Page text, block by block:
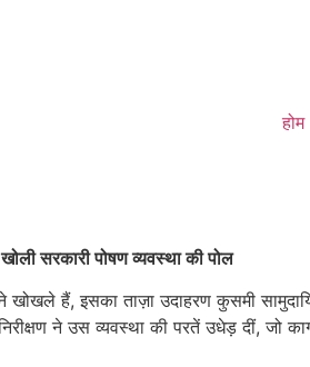
होम
सरकारी पोषण व्यवस्था की पोल
हैं, इसका ताज़ा उदाहरण कुसमी
ने उस व्यवस्था की परतें उधेड़ दीं, जो